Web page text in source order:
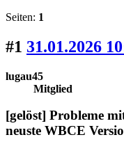
Seiten: 1
#1 31.01.2026
lugau45
Mitglied
[gelöst] Probleme
neuste WBCE